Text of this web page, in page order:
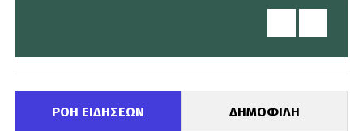
ΡΟΗ ΕΙΔΗΣΕΩΝ ΔΗΜΟΦΙΛΗ